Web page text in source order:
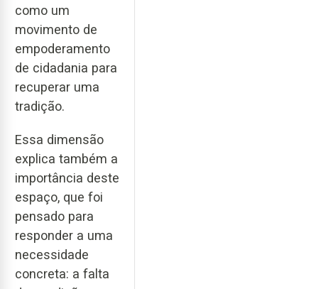
como um
movimento de
empoderamento
de cidadania para
recuperar uma
tradição.
Essa dimensão
explica também a
importância deste
espaço, que foi
pensado para
responder a uma
necessidade
concreta: a falta